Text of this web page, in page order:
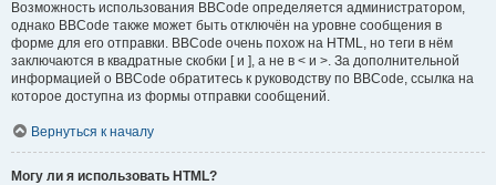
Возможность использования BBCode определяется администратором,
однако BBCode также может быть отключён на уровне сообщения в
форме для его отправки. BBCode очень похож на HTML, но теги в нём
заключаются в квадратные скобки [ и ], а не в < и >. За дополнительной
информацией о BBCode обратитесь к руководству по BBCode, ссылка на
которое доступна из формы отправки сообщений.
Вернуться к началу
Могу ли я использовать HTML?